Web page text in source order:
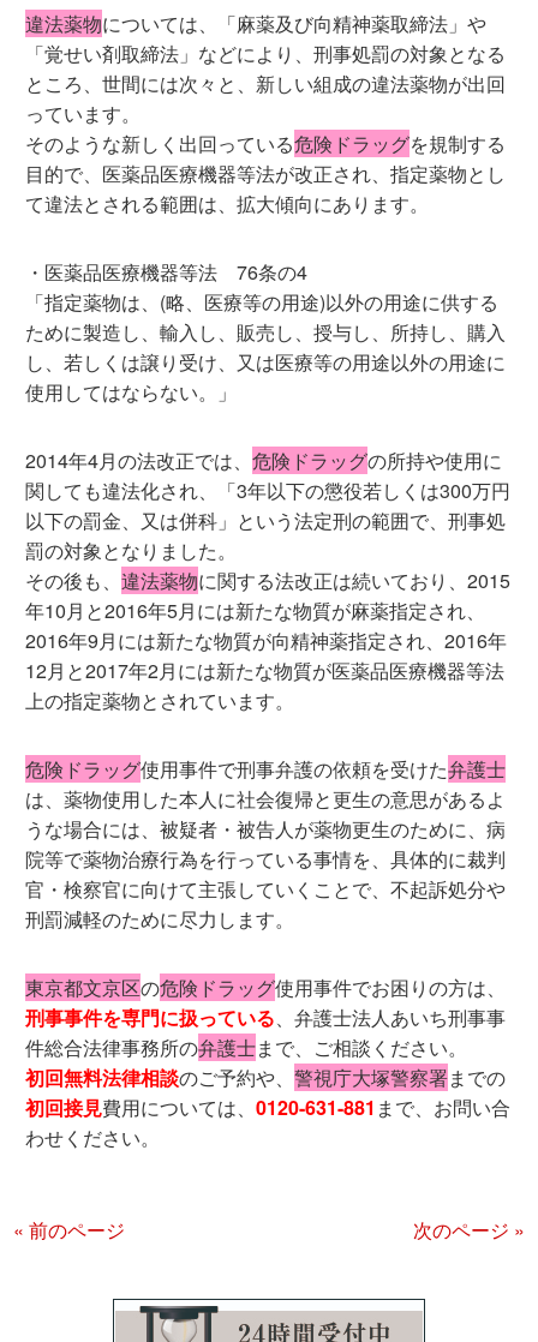
違法薬物については、「麻薬及び向精神薬取締法」や
「覚せい剤取締法」などにより、刑事処罰の対象となる
ところ、世間には次々と、新しい組成の違法薬物が出回
っています。
そのような新しく出回っている危険ドラッグを規制する
目的で、医薬品医療機器等法が改正され、指定薬物とし
て違法とされる範囲は、拡大傾向にあります。
・医薬品医療機器等法 76条の4
「指定薬物は、(略、医療等の用途)以外の用途に供する
ために製造し、輸入し、販売し、授与し、所持し、購入
し、若しくは譲り受け、又は医療等の用途以外の用途に
使用してはならない。」
2014年4月の法改正では、危険ドラッグの所持や使用に
関しても違法化され、「3年以下の懲役若しくは300万円
以下の罰金、又は併科」という法定刑の範囲で、刑事処
罰の対象となりました。
その後も、違法薬物に関する法改正は続いており、2015
年10月と2016年5月には新たな物質が麻薬指定され、
2016年9月には新たな物質が向精神薬指定され、2016年
12月と2017年2月には新たな物質が医薬品医療機器等法
上の指定薬物とされています。
危険ドラッグ使用事件で刑事弁護の依頼を受けた弁護士
は、薬物使用した本人に社会復帰と更生の意思があるよ
うな場合には、被疑者・被告人が薬物更生のために、病
院等で薬物治療行為を行っている事情を、具体的に裁判
官・検察官に向けて主張していくことで、不起訴処分や
刑罰減軽のために尽力します。
東京都文京区の危険ドラッグ使用事件でお困りの方は、
刑事事件を専門に扱っている、弁護士法人あいち刑事事
件総合法律事務所の弁護士まで、ご相談ください。
初回無料法律相談のご予約や、警視庁大塚警察署までの
初回接見費用については、0120-631-881 まで、お問い合
わせください。
« 前のページ 次のページ »